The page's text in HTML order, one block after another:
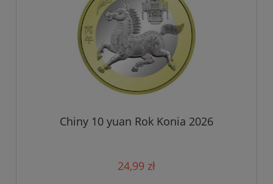
Chiny 10 yuan Rok Konia 2026
24,99 zł